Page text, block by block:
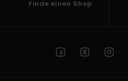
Finde einen Shop